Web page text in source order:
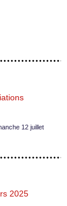
12 juillet
2025